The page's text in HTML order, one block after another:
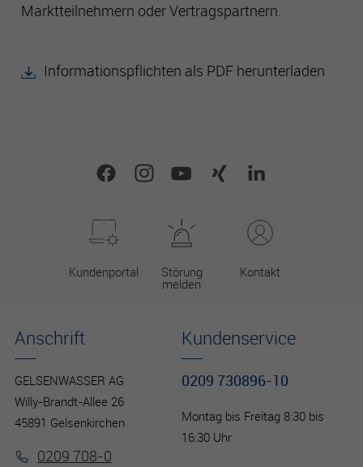
Marktteilnehmern oder Vertragspartnern.
Informationspflichten als PDF herunterladen
Kundenportal Störung
melden
Kontakt
Kundenservice
0209 730896-10
Montag bis Freitag 8:30 bis
16:30 Uhr
Anschrift
GELSENWASSER AG
Willy-Brandt-Allee 26
45891 Gelsenkirchen
0209 708-0